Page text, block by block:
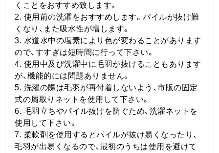
くことをおすすめ致します。
2. 使用前の洗濯をおすすめします。パイルが抜け難
くなり、また吸水性が増します。
3. 水道水中の塩素により色が変わることがあります
ので、すすぎは短時間に行って下さい。
4. 使用中及び洗濯中に毛羽が抜けることもあります
が、機能的には問題ありません。
5. 洗濯の際は毛羽が再付着しないよう、市販の固定
式の屑取りネットを使用して下さい。
6. 毛羽立ちやパイル抜けを防ぐため、洗濯ネットを
使用して下さい。
7. 柔軟剤を使用するとパイルが抜け易くなったり、
毛羽が出易くなるので、最初のうちは使用を避けて